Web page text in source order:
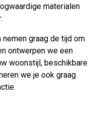
materialen
graag de tijd om
ontwerpen we een
woonstijl, beschikbare
we je ook graag